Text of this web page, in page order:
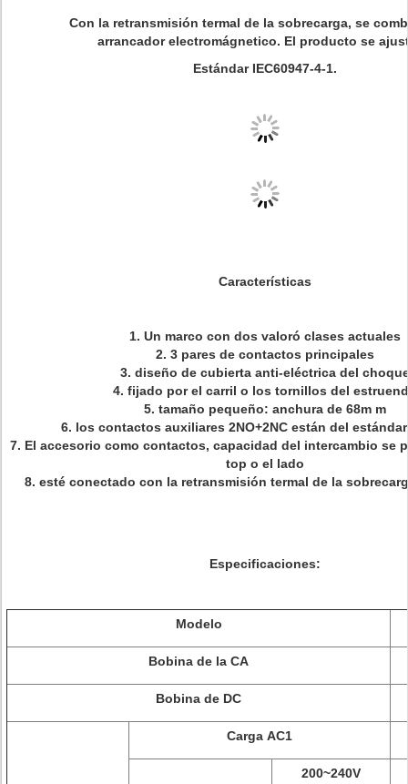
Con la retransmisión termal de la sobrecarga, se
arrancador electromágnetico. El producto se
Estándar IEC60947-4-1.
Características
1. Un marco con dos valoró clases actuales
2. 3 pares de contactos principales
3. diseño de cubierta anti-eléctrica del
4. fijado por el carril o los tornillos del
5. tamaño pequeño: anchura de 68m m
6. los contactos auxiliares 2NO+2NC están del
7. El accesorio como contactos, capacidad del intercambio se
top o el lado
8. esté conectado con la retransmisión termal de la
Especificaciones:
Modelo
Bobina de la CA
Bobina de DC
Carga AC1
200~240V